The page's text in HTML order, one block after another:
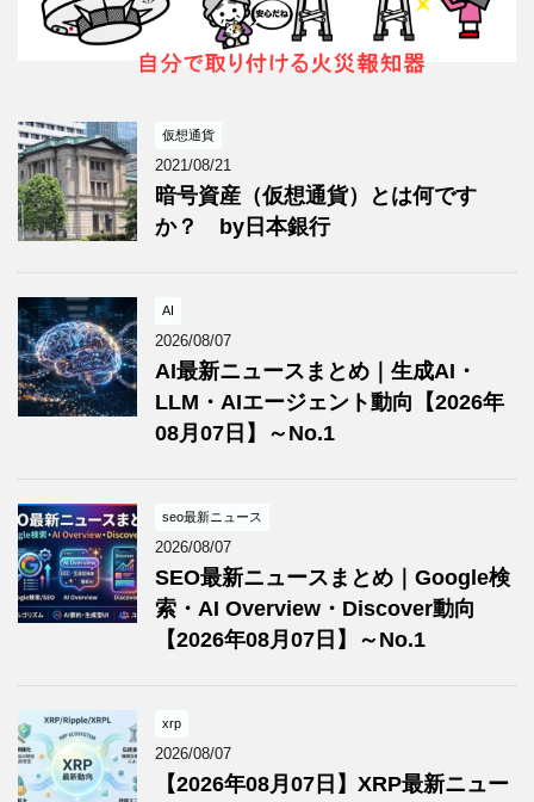
仮想通貨
2021/08/21
暗号資産（仮想通貨）とは何です
か？ by日本銀行
AI
2026/08/07
AI最新ニュースまとめ｜生成AI・
LLM・AIエージェント動向【2026年
08月07日】～No.1
seo最新ニュース
2026/08/07
SEO最新ニュースまとめ｜Google検
索・AI Overview・Discover動向
【2026年08月07日】～No.1
xrp
2026/08/07
【2026年08月07日】XRP最新ニュー